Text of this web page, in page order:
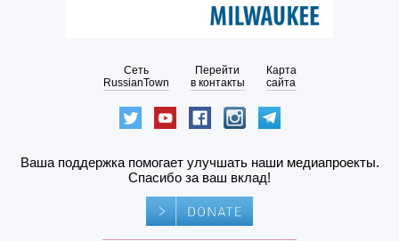
Сеть
RussianTown
Перейти
в контакты
Карта
сайта
Ваша поддержка помогает улучшать наши медиапроекты.
Спасибо за ваш вклад!